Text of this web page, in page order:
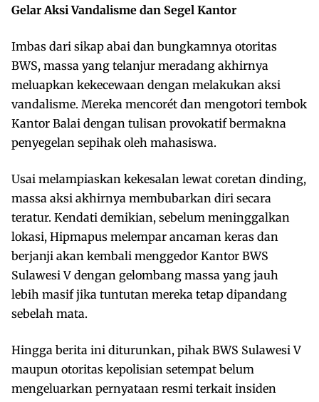
Gelar Aksi Vandalisme dan Segel Kantor
Imbas dari sikap abai dan bungkamnya otoritas
BWS, massa yang telanjur meradang akhirnya
meluapkan kekecewaan dengan melakukan aksi
vandalisme. Mereka mencorét dan mengotori tembok
Kantor Balai dengan tulisan provokatif bermakna
penyegelan sepihak oleh mahasiswa.
Usai melampiaskan kekesalan lewat coretan dinding,
massa aksi akhirnya membubarkan diri secara
teratur. Kendati demikian, sebelum meninggalkan
lokasi, Hipmapus melempar ancaman keras dan
berjanji akan kembali menggedor Kantor BWS
Sulawesi V dengan gelombang massa yang jauh
lebih masif jika tuntutan mereka tetap dipandang
sebelah mata.
Hingga berita ini diturunkan, pihak BWS Sulawesi V
maupun otoritas kepolisian setempat belum
mengeluarkan pernyataan resmi terkait insiden